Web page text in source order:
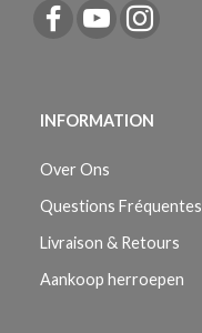
INFORMATION
Over Ons
Questions Fréquentes
Livraison & Retours
Aankoop herroepen